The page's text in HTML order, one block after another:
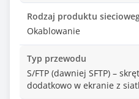
Rodzaj produktu
Okablowanie
Typ przewodu
S/FTP (dawniej SFTP) –
dodatkowo w ekranie z